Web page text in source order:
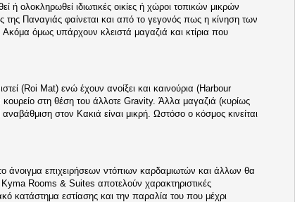
ή ολοκληρωθεί ιδιωτικές οικίες ή χώροι τοπικών μικρών
της Παναγιάς φαίνεται και από το γεγονός πως η κίνηση των
Ακόμα όμως υπάρχουν κλειστά μαγαζιά και κτίρια που
(Roi Mat) ενώ έχουν ανοίξει και καινούρια (Harbour
στη θέση του άλλοτε Gravity. Άλλα μαγαζιά (κυρίως
στον Κακιά είναι μικρή. Ωστόσο ο κόσμος κινείται
άνοιγμα επιχειρήσεων ντόπιων καρδαμιωτών και άλλων θα
Rooms & Suites αποτελούν χαρακτηριστικές
κατάστημα εστίασης και την παραλία του που μέχρι